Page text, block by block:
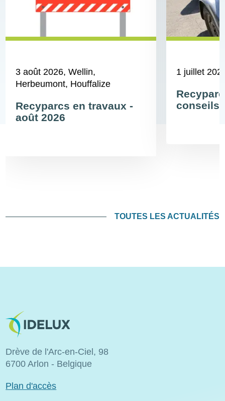
3 août 2026, Wellin,
Herbeumont, Houffalize
Recyparcs en travaux -
août 2026
1 juillet
conseils
TOUTES LES ACTUALITÉS
Image
Drève de l'Arc-en-Ciel, 98
6700 Arlon - Belgique
Plan d'accès